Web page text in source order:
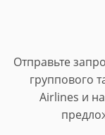
Отправьте
группового
Airlines и